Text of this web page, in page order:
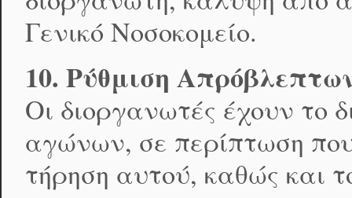
Γενικό Νοσοκομείο.
10. Ρύθμιση
Οι διοργανωτές έχουν το
αγώνων, σε περίπτωση
τήρηση αυτού, καθώς και